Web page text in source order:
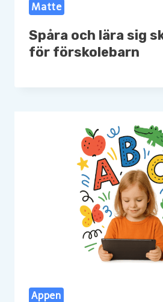
Matte
Spåra och lära sig
för förskolebarn
Appen